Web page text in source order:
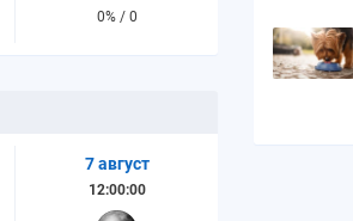
0% / 0
7 август
12:00:00